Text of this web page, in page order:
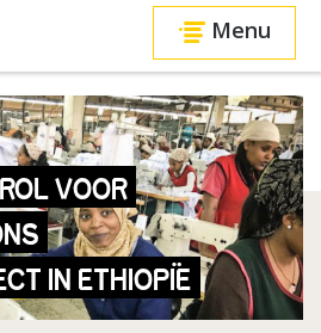
Menu
VOOR
IN ETHIOPIË